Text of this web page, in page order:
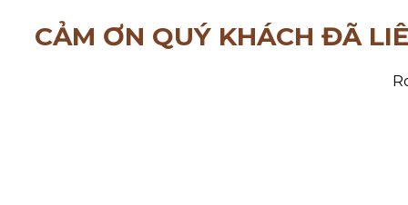
CẢM ƠN QUÝ KHÁCH ĐÃ